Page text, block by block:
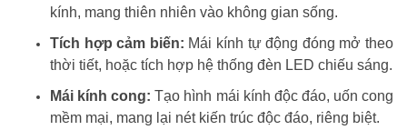
kính, mang thiên nhiên vào không gian sống.
Tích hợp cảm biến: Mái kính tự động đóng mở theo
thời tiết, hoặc tích hợp hệ thống đèn LED chiếu sáng.
Mái kính cong: Tạo hình mái kính độc đáo, uốn cong
mềm mại, mang lại nét kiến trúc độc đáo, riêng biệt.